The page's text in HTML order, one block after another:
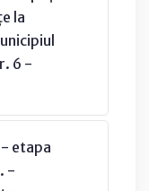
la
6 -
etapa
-